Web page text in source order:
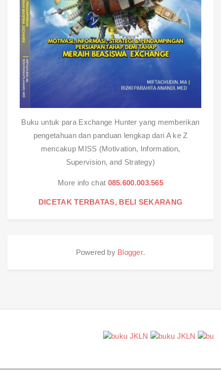
Buku untuk para Exchange Hunter yang memberikan
pengetahuan dan panduan lengkap dari A ke Z
mencakup MISS (Motivation, Information,
Supervision, and Strategy)
More info chat 085.600.003.565
DICETAK TERBATAS, BELI SEKARANG
Powered by Blogger.